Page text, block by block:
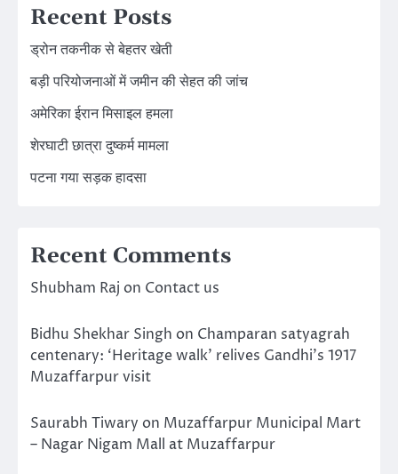
Recent Posts
ड्रोन तकनीक से बेहतर खेती
बड़ी परियोजनाओं में जमीन की सेहत की जांच
अमेरिका ईरान मिसाइल हमला
शेरघाटी छात्रा दुष्कर्म मामला
पटना गया सड़क हादसा
Recent Comments
Shubham Raj on Contact us
Bidhu Shekhar Singh on Champaran satyagrah
centenary: ‘Heritage walk’ relives Gandhi’s 1917
Muzaffarpur visit
Saurabh Tiwary on Muzaffarpur Municipal Mart
– Nagar Nigam Mall at Muzaffarpur